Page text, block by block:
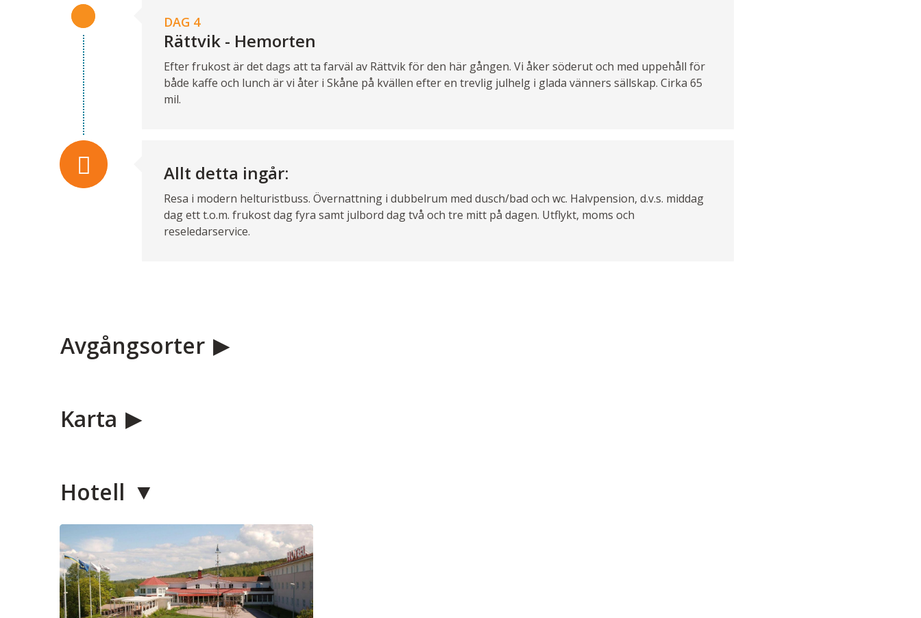
DAG 4
Rättvik - Hemorten
Efter frukost är det dags att ta farväl av Rättvik för den här gången. Vi åker söderut och med uppehåll för
både kaffe och lunch är vi åter i Skåne på kvällen efter en trevlig julhelg i glada vänners sällskap. Cirka 65
mil.
Allt detta ingår:
Resa i modern helturistbuss. Övernattning i dubbelrum med dusch/bad och wc. Halvpension, d.v.s. middag
dag ett t.o.m. frukost dag fyra samt julbord dag två och tre mitt på dagen. Utflykt, moms och
reseledarservice.
Avgångsorter
Karta
Hotell